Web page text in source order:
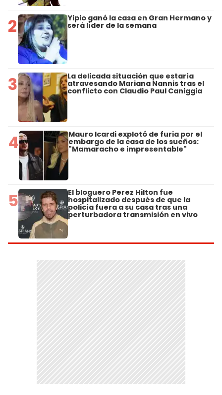
2 Yipio ganó la casa en Gran Hermano y
será líder de la semana
3 La delicada situación que estaría
atravesando Mariana Nannis tras el
conflicto con Claudio Paul Caniggia
4 Mauro Icardi explotó de furia por el
embargo de la casa de los sueños:
"Mamaracho e impresentable"
5 El bloguero Perez Hilton fue
hospitalizado después de que la
policía fuera a su casa tras una
perturbadora transmisión en vivo